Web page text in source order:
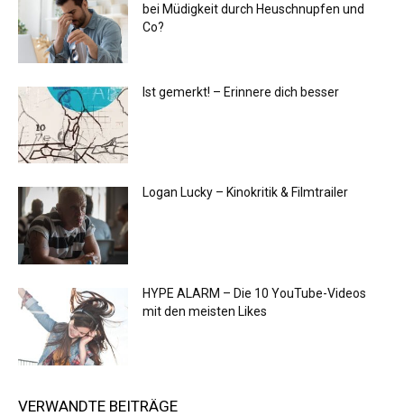
bei Müdigkeit durch Heuschnupfen und
Co?
Ist gemerkt! – Erinnere dich besser
Logan Lucky – Kinokritik & Filmtrailer
HYPE ALARM – Die 10 YouTube-Videos
mit den meisten Likes
VERWANDTE BEITRÄGE